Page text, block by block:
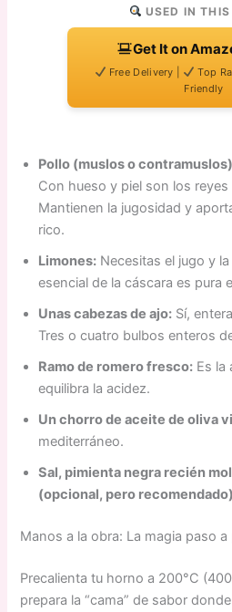
USED IN THIS
Get It on
Free Delivery | Top
Friendly
Pollo (muslos o
Con hueso y piel son los
Mantienen la jugosidad y
rico.
Limones: Necesitas el jugo y
esencial de la cáscara es pura
Unas cabezas de ajo: Sí,
Tres o cuatro bulbos enteros
Ramo de romero fresco: Es la
equilibra la acidez.
Un chorro de aceite de oliva
mediterráneo.
Sal, pimienta negra recién
(opcional, pero
Manos a la obra: La magia paso a
Precalienta tu horno a 200°C
prepara la “cama” de sabor